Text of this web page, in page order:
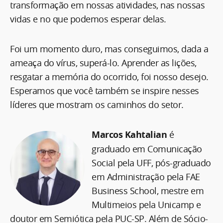
transformação em nossas atividades, nas nossas
vidas e no que podemos esperar delas.
Foi um momento duro, mas conseguimos, dada a
ameaça do vírus, superá-lo. Aprender as lições,
resgatar a memória do ocorrido, foi nosso desejo.
Esperamos que você também se inspire nesses
líderes que mostram os caminhos do setor.
Marcos Kahtalian é
graduado em Comunicação
Social pela UFF, pós-graduado
em Administração pela FAE
Business School, mestre em
Multimeios pela Unicamp e
doutor em Semiótica pela PUC-SP. Além de Sócio-